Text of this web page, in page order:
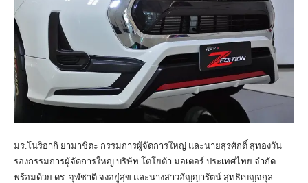
มร.โนริอากิ ยามาชิตะ กรรมการผู้จัดการใหญ่ และนายสุรศักดิ์ สุทองวัน
รองกรรมการผู้จัดการใหญ่ บริษัท โตโยต้า มอเตอร์ ประเทศไทย จำกัด
พร้อมด้วย ดร. จุฬชาติ จงอยู่สุข และนางสาวอัญญารัตน์ สุทธิเบญจกุล